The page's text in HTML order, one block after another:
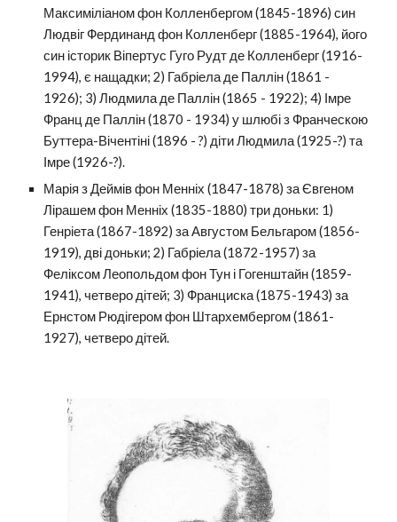
Максиміліаном фон Колленбергом (1845-1896) син
Людвіг Фердинанд фон Колленберг (1885-1964), його
син історик Віпертус Гуго Рудт де Колленберг (1916-
1994), є нащадки; 2) Габріела де Паллін (1861 -
1926); 3) Людмила де Паллін (1865 - 1922); 4) Імре
Франц де Паллін (1870 - 1934) у шлюбі з Франческою
Буттера-Вічентіні (1896 - ?) діти Людмила (1925-?) та
Імре (1926-?).
Марія з Деймів фон Менніх (1847-1878) за Євгеном
Лірашем фон Менніх (1835-1880) три доньки: 1)
Генріета (1867-1892) за Августом Бельгаром (1856-
1919), дві доньки; 2) Габріела (1872-1957) за
Феліксом Леопольдом фон Тун і Гогенштайн (1859-
1941), четверо дітей; 3) Франциска (1875-1943) за
Ернстом Рюдігером фон Штархембергом (1861-
1927), четверо дітей.